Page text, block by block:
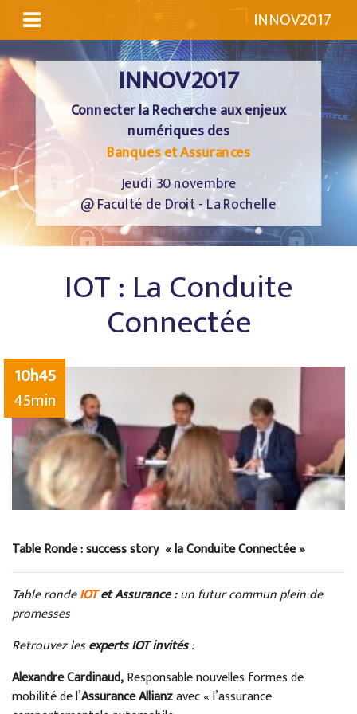
INNOV2017
INNOV2017
Connecter la Recherche aux enjeux
numériques des
Banques et Assurances
Jeudi 30 novembre
@ Faculté de Droit - La Rochelle
IOT : La Conduite
Connectée
10h45
45min
Table Ronde : success story « la Conduite Connectée »
Table rondeIOTet Assurance :un futur commun plein de
promesses
Retrouvez lesexperts IOT invités:
Alexandre Cardinaud,Responsable nouvelles formes de
mobilité de l’Assurance Allianzavec « l’assurance